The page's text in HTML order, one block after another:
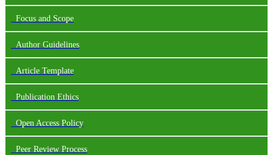
Focus and Scope
Author Guidelines
Article Template
Publication Ethics
Open Access Policy
Peer Review Process